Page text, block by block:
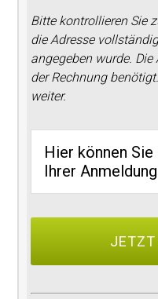
Bitte kontrollieren Sie
die Adresse
angegeben wurde.
der Rechnung
weiter.